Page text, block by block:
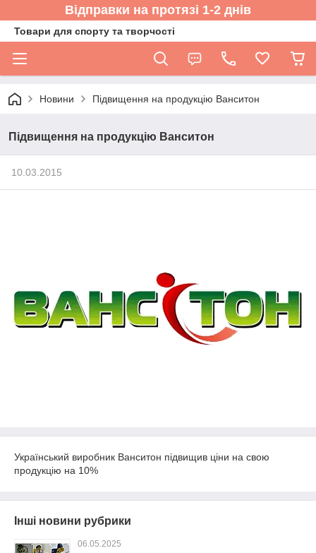
Відправки на протязі 1-2 днів
Товари для спорту та творчості
Новини Підвищення на продукцію Ванситон
Підвищення на продукцію Ванситон
10.03.2015
Український виробник Ванситон підвищив ціни на свою
продукцію на 10%
Інші новини рубрики
06.05.2025